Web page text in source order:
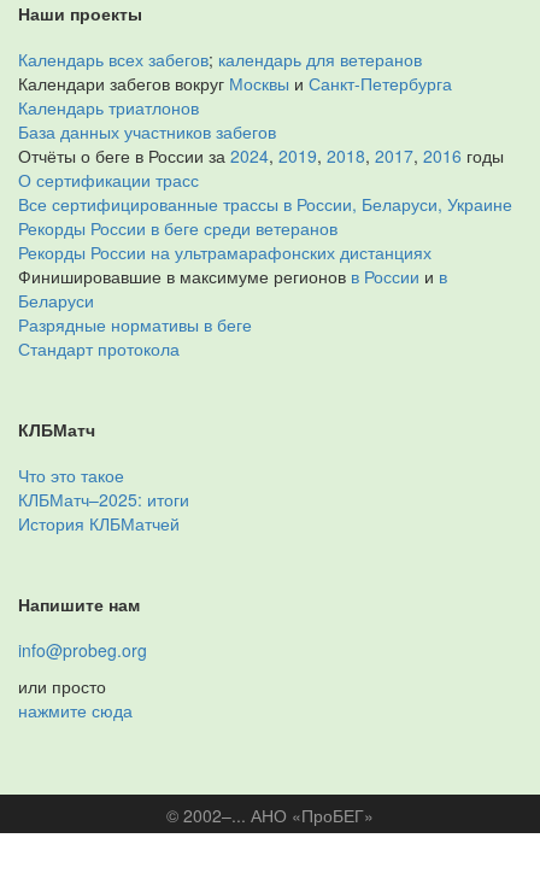
Наши проекты
Календарь всех забегов; календарь для ветеранов
Календари забегов вокруг Москвы и Санкт-Петербурга
Календарь триатлонов
База данных участников забегов
Отчёты о беге в России за 2024, 2019, 2018, 2017, 2016 годы
О сертификации трасс
Все сертифицированные трассы в России, Беларуси, Украине
Рекорды России в беге среди ветеранов
Рекорды России на ультрамарафонских дистанциях
Финишировавшие в максимуме регионов в России и в
Беларуси
Разрядные нормативы в беге
Стандарт протокола
КЛБМатч
Что это такое
КЛБМатч–2025: итоги
История КЛБМатчей
Напишите нам
info@probeg.org
или просто
нажмите сюда
© 2002–... АНО «ПроБЕГ»